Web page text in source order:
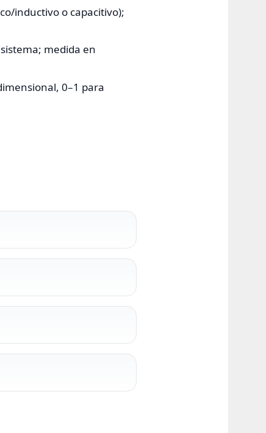
inductivo o capacitivo);
medida en
0–1 para